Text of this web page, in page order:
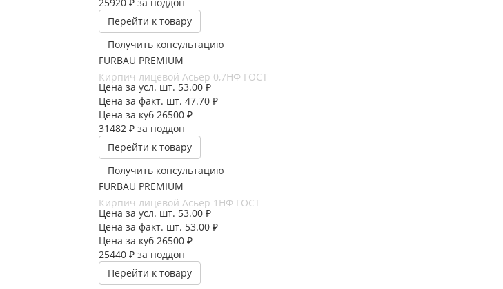
Перейти к товару
Получить консультацию
FURBAU PREMIUM
Кирпич лицевой Асьер 0,7НФ ГОСТ
Цена за усл. шт. 53.00 ₽
Цена за факт. шт. 47.70 ₽
Цена за куб 26500 ₽
31482 ₽ за поддон
Перейти к товару
Получить консультацию
FURBAU PREMIUM
Кирпич лицевой Асьер 1НФ ГОСТ
Цена за усл. шт. 53.00 ₽
Цена за факт. шт. 53.00 ₽
Цена за куб 26500 ₽
25440 ₽ за поддон
Перейти к товару